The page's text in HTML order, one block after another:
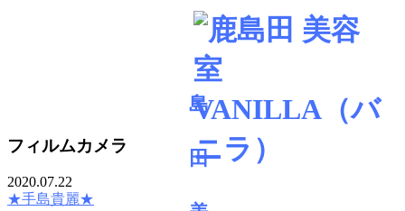
BLOG
フィルムカメラ
2020.07.22
★手島貴麗★